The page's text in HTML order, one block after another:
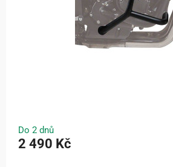
Do 2 dnů
2 490 Kč